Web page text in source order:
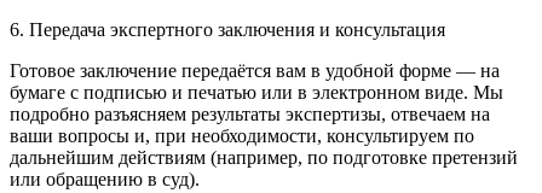
6. Передача экспертного заключения и консультация
Готовое заключение передаётся вам в удобной форме — на
бумаге с подписью и печатью или в электронном виде. Мы
подробно разъясняем результаты экспертизы, отвечаем на
ваши вопросы и, при необходимости, консультируем по
дальнейшим действиям (например, по подготовке претензий
или обращению в суд).